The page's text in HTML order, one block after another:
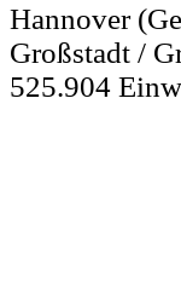
Hannover
Großstadt /
525.904